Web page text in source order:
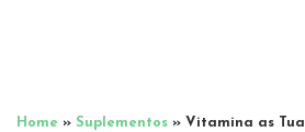
Home » Suplementos » Vitamina as